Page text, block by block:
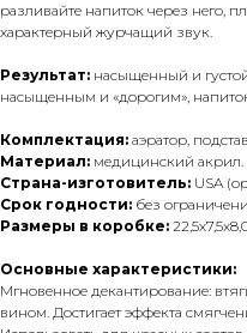
разливайте напиток через него,
характерный журчащий звук.
Результат: насыщенный и
насыщенным и «дорогим»,
Комплектация: аэратор,
Материал: медицинский акрил.
Страна-изготовитель: USA
Срок годности: без
Размеры в коробке:
Основные характеристики:
Мгновенное декантирование:
вином. Достигает эффекта